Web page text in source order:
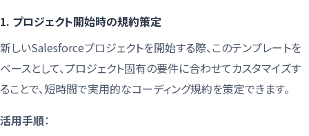
1. プロジェクト開始時の規約策定
新しいSalesforceプロジェクトを開始する際、このテンプレートを
ベースとして、プロジェクト固有の要件に合わせてカスタマイズす
ることで、短時間で実用的なコーディング規約を策定できます。
活用手順：